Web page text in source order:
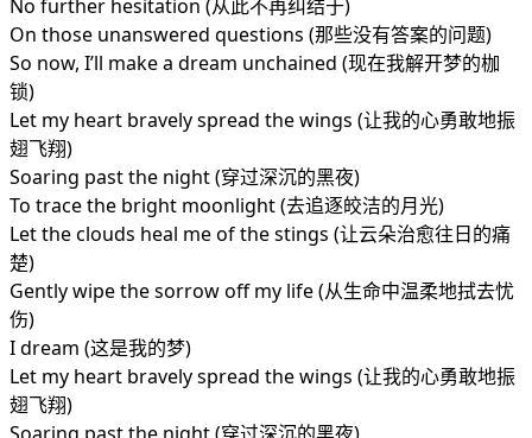
No further hesitation (从此不再纠结于)
On those unanswered questions (那些没有答案的问题)
So now, I’ll make a dream unchained (现在我解开梦的枷
锁)
Let my heart bravely spread the wings (让我的心勇敢地振
翅飞翔)
Soaring past the night (穿过深沉的黑夜)
To trace the bright moonlight (去追逐皎洁的月光)
Let the clouds heal me of the stings (让云朵治愈往日的痛
楚)
Gently wipe the sorrow off my life (从生命中温柔地拭去忧
伤)
I dream (这是我的梦)
Let my heart bravely spread the wings (让我的心勇敢地振
翅飞翔)